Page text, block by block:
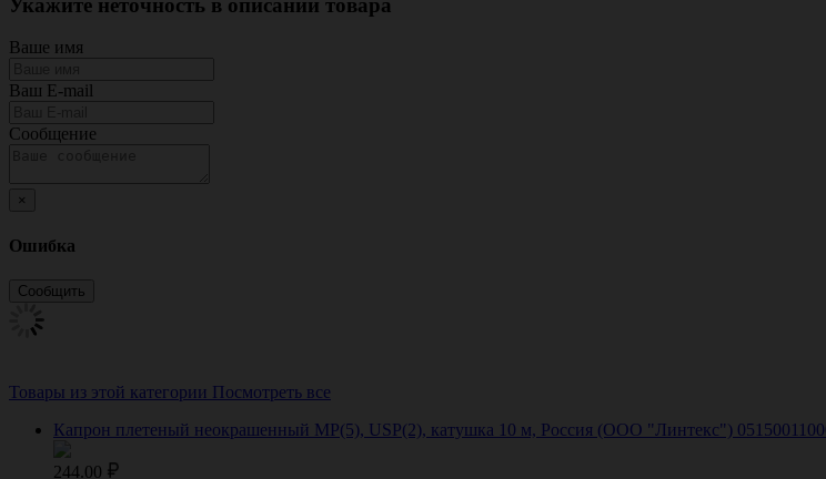
Ваше имя
Ваш E-mail
Сообщение
×
Ошибка
Товары из этой категории Посмотреть все
Капрон плетеный неокрашенный МР(5), USP(2), катушка 10 м, Россия (ООО "Линтекс")
244.00